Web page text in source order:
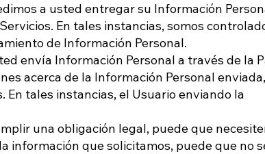
a usted entregar su Información
En tales instancias, somos
de Información Personal.
envía Información Personal a través de la
acerca de la Información Personal
tales instancias, el Usuario enviando la
una obligación legal, puede que
información que solicitamos, puede que no